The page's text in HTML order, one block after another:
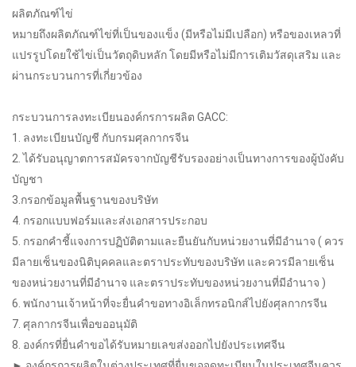
ผลิตภัณฑ์ไข่
หมายถึงผลิตภัณฑ์ไข่ที่เป็นของแข็ง (มีหรือไม่มีเปลือก) หรือของเหลวที่
แปรรูปโดยใช้ไข่เป็นวัตถุดิบหลัก โดยมีหรือไม่มีการเติมวัสดุเสริม และ
ผ่านกระบวนการที่เกี่ยวข้อง
กระบวนการลงทะเบียนองค์กรการผลิต GACC:
1. ลงทะเบียนบัญชี กับกรมศุลกากรจีน
2. ได้รับอนุญาตการสมัครจากบัญชีรับรองอย่างเป็นทางการของผู้บังคับ
บัญชา
3.กรอกข้อมูลพื้นฐานของบริษัท
4. กรอกแบบฟอร์มและส่งเอกสารประกอบ
5. กรอกคำชี้แจงการปฏิบัติตามและยืนยันกับหน่วยงานที่มีอำนาจ ( ควร
มีลายเซ็นของนิติบุคคลและตราประทับของบริษัท และควรมีลายเซ็น
ของหน่วยงานที่มีอำนาจ และตราประทับของหน่วยงานที่มีอำนาจ )
6. พนักงานเจ้าหน้าที่จะยื่นคำขอทางอิเล็กทรอนิกส์ไปยังศุลกากรจีน
7. ศุลกากรจีนเพื่อขออนุมัติ
8. องค์กรที่ยื่นคำขอได้รับหมายเลขส่งออกไปยังประเทศจีน